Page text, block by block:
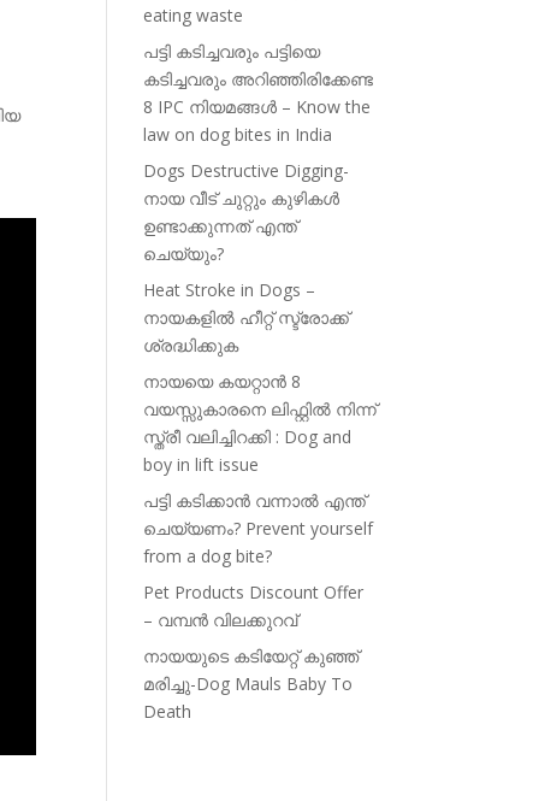
eating waste
പട്ടി കടിച്ചവരും പട്ടിയെ
കടിച്ചവരും അറിഞ്ഞിരിക്കേണ്ട
8 IPC നിയമങ്ങൾ – Know the
law on dog bites in India
Dogs Destructive Digging-
നായ വീട് ചുറ്റും കുഴികൾ
ഉണ്ടാക്കുന്നത് എന്ത്
ചെയ്യും?
Heat Stroke in Dogs –
നായകളിൽ ഹീറ്റ് സ്ട്രോക്ക്
ശ്രദ്ധിക്കുക
നായയെ കയറ്റാൻ 8
വയസ്സുകാരനെ ലിഫ്റ്റിൽ നിന്ന്
സ്ത്രീ വലിച്ചിറക്കി : Dog and
boy in lift issue
പട്ടി കടിക്കാൻ വന്നാൽ എന്ത്
ചെയ്യണം? Prevent yourself
from a dog bite?
Pet Products Discount Offer
– വമ്പൻ വിലക്കുറവ്
നായയുടെ കടിയേറ്റ് കുഞ്ഞ്
മരിച്ചു-Dog Mauls Baby To
Death